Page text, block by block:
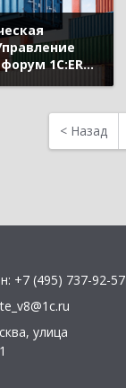
1С:ERP
Тамара,
< Назад
+7 (495) 737-92-57
, улица